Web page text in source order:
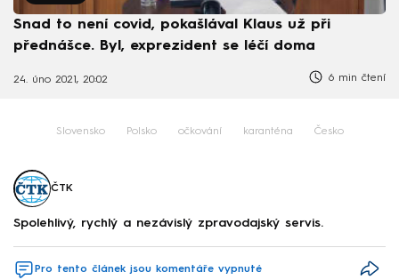
Snad to není covid, pokašlával Klaus už při
přednášce. Byl, exprezident se léčí doma
24. úno 2021, 20:02 6 min čtení
Slovensko Polsko očkování karanténa Česko
ČTK
Spolehlivý, rychlý a nezávislý zpravodajský servis.
Pro tento článek jsou komentáře vypnuté